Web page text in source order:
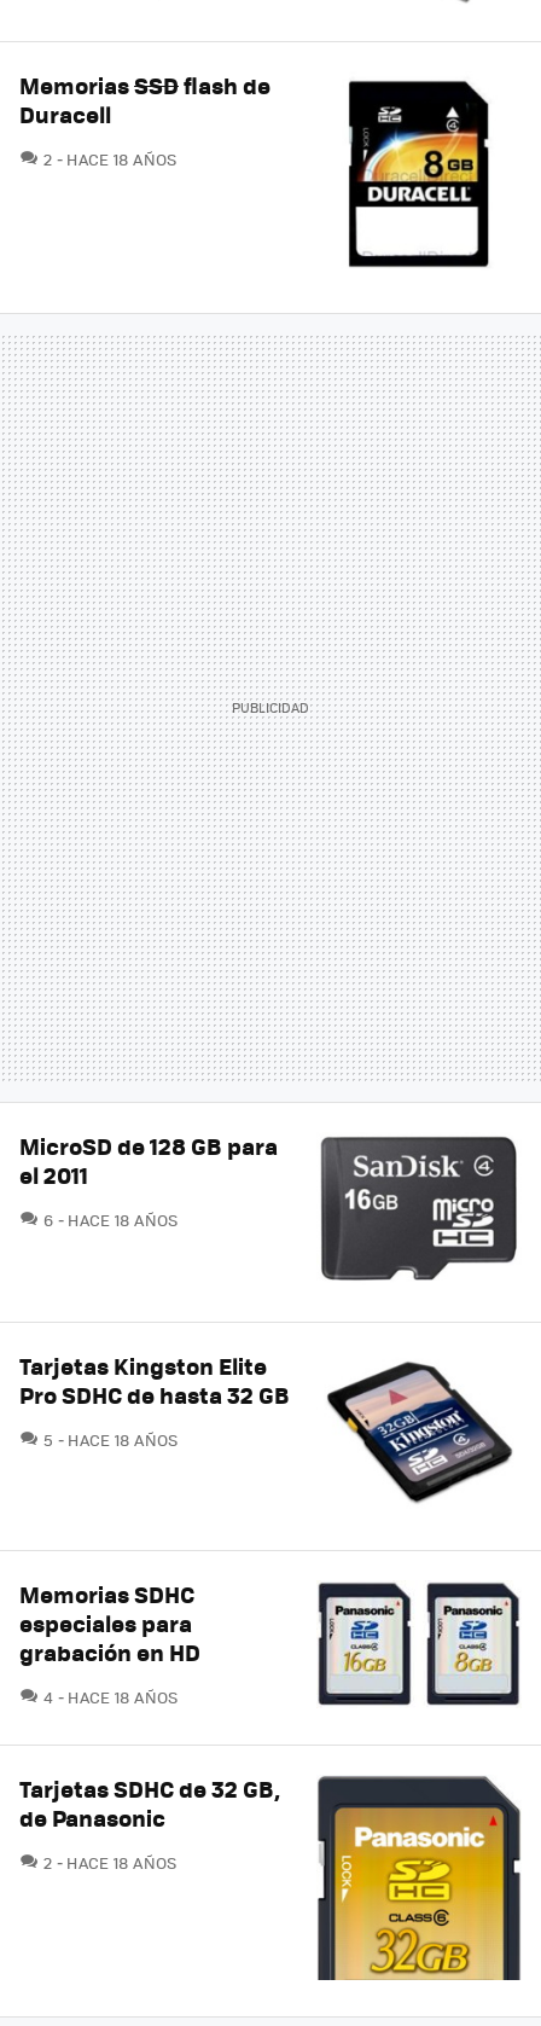
MemoriasSSDflash de
Duracell
2 COMENTARIOS
HACE 18 AÑOS
MicroSD de 128 GB para
el 2011
6 COMENTARIOS
HACE 18 AÑOS
Tarjetas Kingston Elite
Pro SDHC de hasta 32 GB
5 COMENTARIOS
HACE 18 AÑOS
Memorias SDHC
especiales para
grabación en HD
4 COMENTARIOS
HACE 18 AÑOS
Tarjetas SDHC de 32 GB,
de Panasonic
2 COMENTARIOS
HACE 18 AÑOS